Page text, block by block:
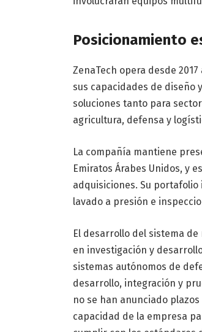
Posicionamiento
ZenaTech opera desde
sus capacidades de diseño
soluciones tanto para
agricultura, defensa y
La compañía mantiene
Emiratos Árabes Unidos, y
adquisiciones. Su
lavado a presión e
El desarrollo del sistema
en investigación y
sistemas autónomos de
desarrollo, integración y
no se han anunciado
capacidad de la empresa